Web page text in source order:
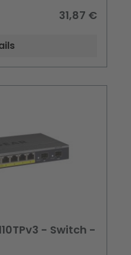
31,87 €
- Switch -